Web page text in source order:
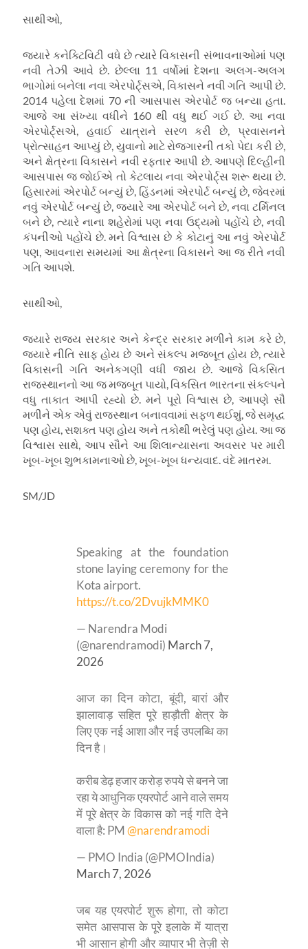
સાથીઓ,
જ્યારે કનેક્ટિવિટી વધે છે ત્યારે વિકાસની સંભાવનાઓમાં પણ
નવી તેઝી આવે છે. છેલ્લા 11 વર્ષોમાં દેશના અલગ-અલગ
ભાગોમાં બનેલા નવા એરપોર્ટ્સએ, વિકાસને નવી ગતિ આપી છે.
2014 પહેલા દેશમાં 70 ની આસપાસ એરપોર્ટ જ બન્યા હતા.
આજે આ સંખ્યા વધીને 160 થી વધુ થઈ ગઈ છે. આ નવા
એરપોર્ટ્સએ, હવાઈ યાત્રાને સરળ કરી છે, પ્રવાસનને
પ્રોત્સાહન આપ્યું છે, યુવાનો માટે રોજગારની તકો પેદા કરી છે,
અને ક્ષેત્રના વિકાસને નવી રફ્તાર આપી છે. આપણે દિલ્હીની
આસપાસ જ જોઈએ તો કેટલાય નવા એરપોર્ટ્સ શરૂ થયા છે.
હિસારમાં એરપોર્ટ બન્યું છે, હિંડનમાં એરપોર્ટ બન્યું છે, જેવરમાં
નવું એરપોર્ટ બન્યું છે, જ્યારે આ એરપોર્ટ બને છે, નવા ટર્મિનલ
બને છે, ત્યારે નાના શહેરોમાં પણ નવા ઉદ્યમો પહોંચે છે, નવી
કંપનીઓ પહોંચે છે. મને વિશ્વાસ છે કે કોટાનું આ નવું એરપોર્ટ
પણ, આવનારા સમયમાં આ ક્ષેત્રના વિકાસને આ જ રીતે નવી
ગતિ આપશે.
સાથીઓ,
જ્યારે રાજ્ય સરકાર અને કેન્દ્ર સરકાર મળીને કામ કરે છે,
જ્યારે નીતિ સાફ હોય છે અને સંકલ્પ મજબૂત હોય છે, ત્યારે
વિકાસની ગતિ અનેકગણી વધી જાય છે. આજે વિકસિત
રાજસ્થાનનો આ જ મજબૂત પાયો, વિકસિત ભારતના સંકલ્પને
વધુ તાકાત આપી રહ્યો છે. મને પૂરો વિશ્વાસ છે, આપણે સૌ
મળીને એક એવું રાજસ્થાન બનાવવામાં સફળ થઈશું, જે સમૃદ્ધ
પણ હોય, સશક્ત પણ હોય અને તકોથી ભરેલું પણ હોય. આ જ
વિશ્વાસ સાથે, આપ સૌને આ શિલાન્યાસના અવસર પર મારી
ખૂબ-ખૂબ શુભકામનાઓ છે, ખૂબ-ખૂબ ધન્યવાદ. વંદે માતરમ.
SM/JD
Speaking at the foundation
stone laying ceremony for the
Kota airport.
https://t.co/2DvujkMMK0
— Narendra Modi
(@narendramodi) March 7,
2026
आज का दिन कोटा, बूंदी, बारां और
झालावाड़ सहित पूरे हाड़ौती क्षेत्र के
लिए एक नई आशा और नई उपलब्धि का
दिन है।
करीब डेढ़ हजार करोड़ रुपये से बनने जा
रहा ये आधुनिक एयरपोर्ट आने वाले समय
में पूरे क्षेत्र के विकास को नई गति देने
वाला है: PM@narendramodi
— PMO India (@PMOIndia)
March 7, 2026
जब यह एयरपोर्ट शुरू होगा, तो कोटा
समेत आसपास के पूरे इलाके में यात्रा
भी आसान होगी और व्यापार भी तेज़ी से